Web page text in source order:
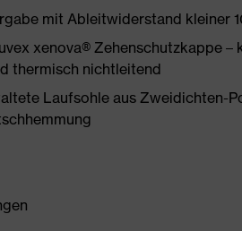
mit Ableitwiderstand kleiner
xenova® Zehenschutzkappe
thermisch nichtleitend
Laufsohle aus Zweidichten-